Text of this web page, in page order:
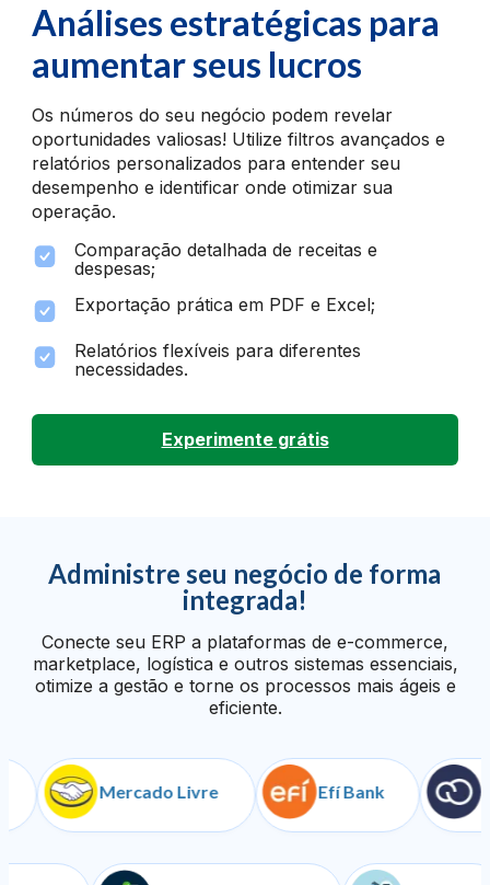
Análises estratégicas para
aumentar seus lucros
Os números do seu negócio podem revelar
oportunidades valiosas! Utilize filtros avançados e
relatórios personalizados para entender seu
desempenho e identificar onde otimizar sua
operação.
Comparação detalhada de receitas e
despesas;
Exportação prática em PDF e Excel;
Relatórios flexíveis para diferentes
necessidades.
Experimente grátis
Administre seu negócio de forma
integrada!
Conecte seu ERP a plataformas de e-commerce,
marketplace, logística e outros sistemas essenciais,
otimize a gestão e torne os processos mais ágeis e
eficiente.
Mercado Livre Efí Bank